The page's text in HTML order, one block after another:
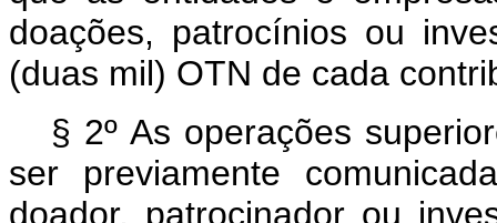
doações, patrocínios ou
(duas mil) OTN de cada
§ 2º As operações
ser previamente
doador, patrocinador ou